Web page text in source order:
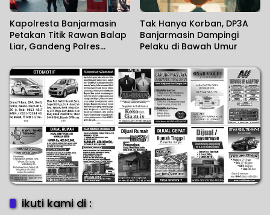
Kapolresta Banjarmasin
Petakan Titik Rawan Balap
Liar, Gandeng Polres
Pencegahan
Tak Hanya Korban, DP3A
Banjarmasin Dampingi
Pelaku di Bawah Umur
ikuti kami di :